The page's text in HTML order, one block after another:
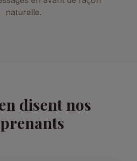
naturelle.
disent nos